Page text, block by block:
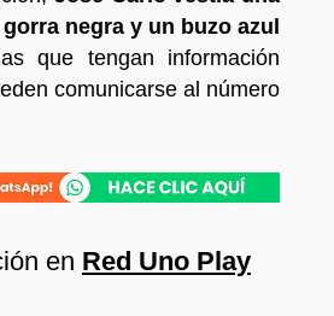
negra y un buzo azul
que tengan información
comunicarse al número
en Red Uno Play